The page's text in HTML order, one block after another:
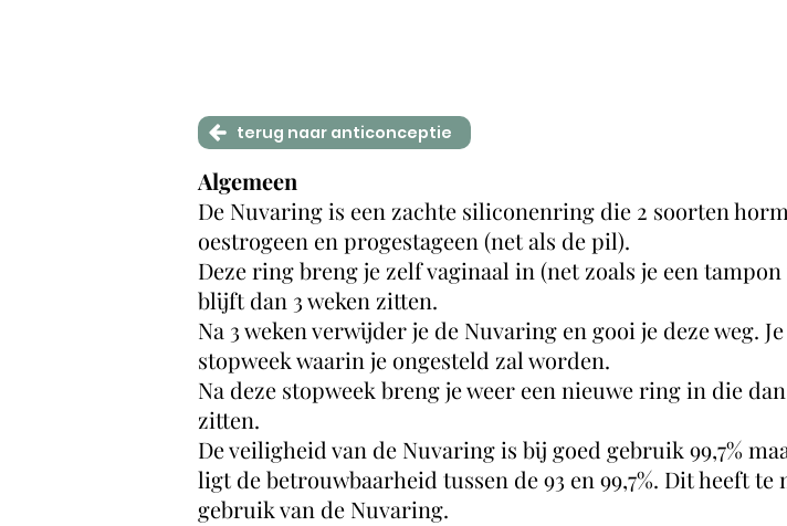
terug naar anticonceptie
Algemeen
De Nuvaring is een zachte siliconenring die 2 soorten
oestrogeen en progestageen (net als de pil).
Deze ring breng je zelf vaginaal in (net zoals je een
blijft dan 3 weken zitten.
Na 3 weken verwijder je de Nuvaring en gooi je deze weg.
stopweek waarin je ongesteld zal worden.
Na deze stopweek breng je weer een nieuwe ring in die
zitten.
De veiligheid van de Nuvaring is bij goed gebruik 99,7%
ligt de betrouwbaarheid tussen de 93 en 99,7%. Dit heeft
gebruik van de Nuvaring.